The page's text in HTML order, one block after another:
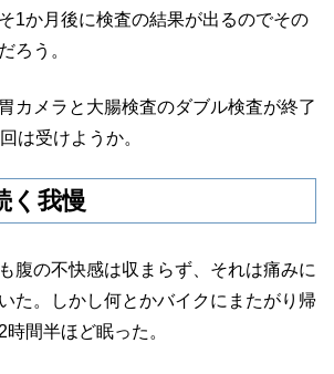
1か月後に検査の結果が出るのでその
ろう。
カメラと大腸検査のダブル検査が終了
は受けようか。
く我慢
腹の不快感は収まらず、それは痛みに
た。しかし何とかバイクにまたがり帰
間半ほど眠った。